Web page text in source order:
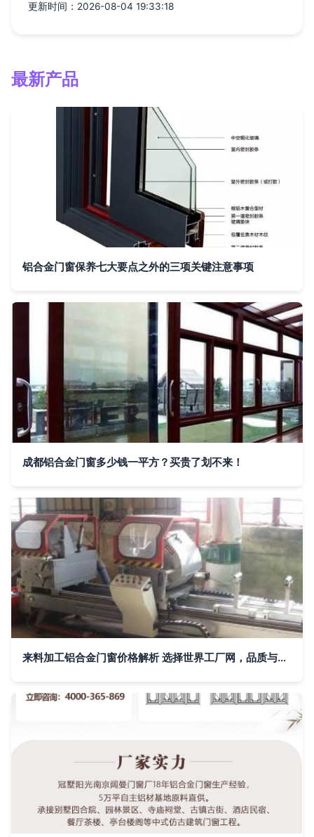
更新时间：2026-08-04 19:33:18
最新产品
铝合金门窗保养七大要点之外的三项关键注意事项
成都铝合金门窗多少钱一平方？买贵了划不来！
来料加工铝合金门窗价格解析 选择世界工厂网，品质与成本双赢